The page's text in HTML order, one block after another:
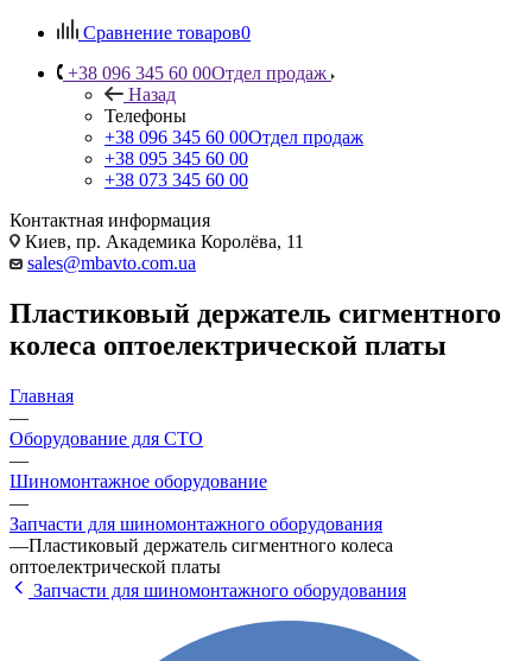
Сравнение товаров0
+38 096 345 60 00Отдел продаж
Назад
Телефоны
+38 096 345 60 00Отдел продаж
+38 095 345 60 00
+38 073 345 60 00
Контактная информация
Киев, пр. Академика Королёва, 11
sales@mbavto.com.ua
Пластиковый держатель сигментного
колеса оптоелектрической платы
Главная
—
Оборудование для СТО
—
Шиномонтажное оборудование
—
Запчасти для шиномонтажного оборудования
—Пластиковый держатель сигментного колеса
оптоелектрической платы
Запчасти для шиномонтажного оборудования